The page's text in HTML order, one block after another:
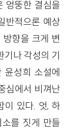
엉뚱한 결심을
반적으론 예상
향을 크게 변
기나 각성의 기
윤성희 소설에
심에서 비껴난
이 있다. 엇, 하
를 짓게 만들